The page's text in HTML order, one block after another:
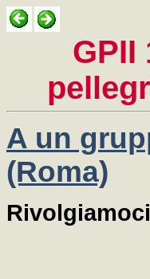
GPII
A un
(Roma)